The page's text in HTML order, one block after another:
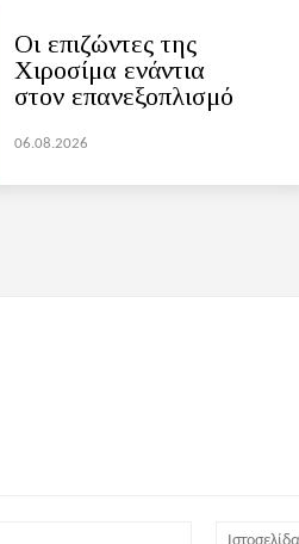
Οι επιζώντες της
Χιροσίμα ενάντια
στον επανεξοπλισμό
06.08.2026
Email:*